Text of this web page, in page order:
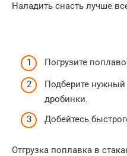
Наладить снасть лучше
Погрузите
Подберите нужный
дробинки.
Добейтесь
Отгрузка поплавка в